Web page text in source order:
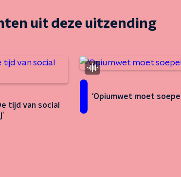
uit deze uitzending
tijd van social
'Opiumwet moet